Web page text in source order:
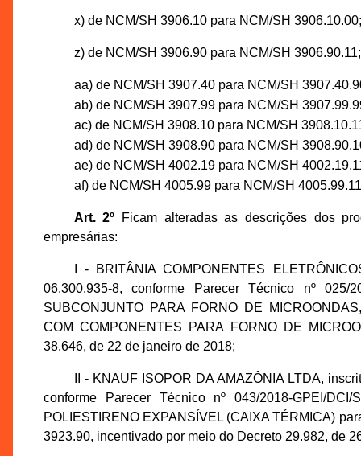
x) de NCM/SH 3906.10 para NCM/SH 3906.10.00;
z) de NCM/SH 3906.90 para NCM/SH 3906.90.11;
aa) de NCM/SH 3907.40 para NCM/SH
ab) de NCM/SH 3907.99 para NCM/SH
ac) de NCM/SH 3908.10 para NCM/SH
ad) de NCM/SH 3908.90 para NCM/SH
ae) de NCM/SH 4002.19 para NCM/SH
af) de NCM/SH 4005.99 para NCM/SH
Art. 2º Ficam alteradas as descrições dos
empresárias:
I - BRITÂNIA COMPONENTES
06.300.935-8, conforme Parecer Técnico nº 025/
SUBCONJUNTO PARA FORNO DE
COM COMPONENTES PARA FORNO DE
38.646, de 22 de janeiro de 2018;
II - KNAUF ISOPOR DA AMAZÔNIA LTDA,
conforme Parecer Técnico nº 043/2018-GPEI/
POLIESTIRENO EXPANSÍVEL (CAIXA TÉRMICA)
3923.90, incentivado por meio do Decreto 29.982, de